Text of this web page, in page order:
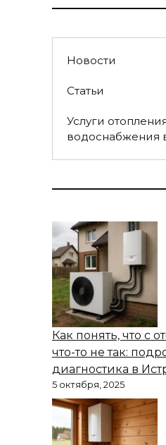
Новости
Статьи
Услуги
водоснабжения
Как понять, что с
что-то не так:
диагностика в
5 октября, 2025